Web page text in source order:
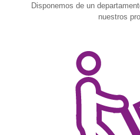
Disponemos de un
nuestros